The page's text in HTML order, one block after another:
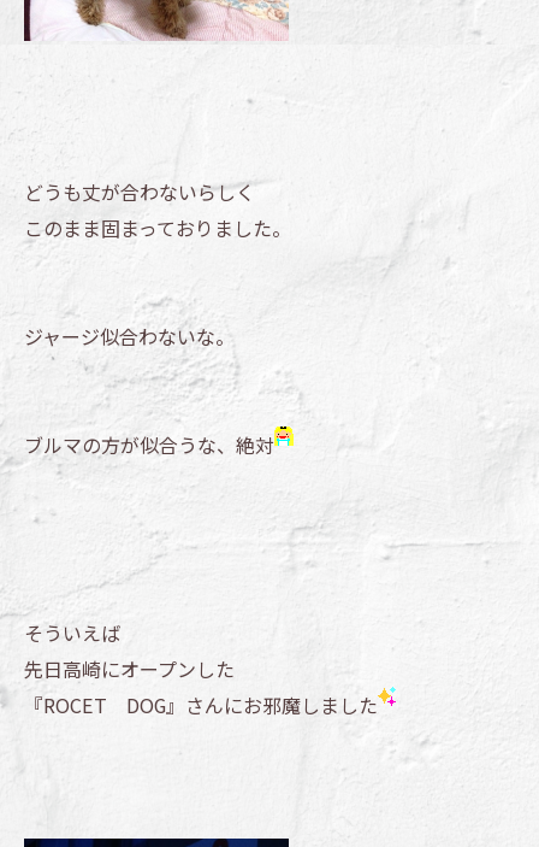
どうも丈が合わないらしく
このまま固まっておりました。
ジャージ似合わないな。
ブルマの方が似合うな、絶対
そういえば
先日高崎にオープンした
『ROCET DOG』さんにお邪魔しました